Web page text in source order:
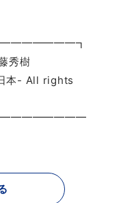
秀樹
本- All rights